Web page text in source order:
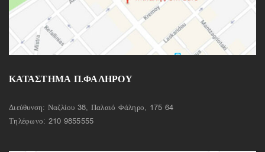
ΚΑΤΑΣΤΗΜΑ Π.ΦΑΛΗΡΟΥ
Διεύθυνση: Ναζλίου 38, Παλαιό Φάληρο, 175 64
Τηλέφωνο: 210 9855555